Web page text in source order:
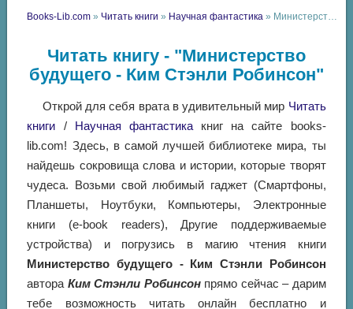
Books-Lib.com » Читать книги » Научная фантастика » Министерство будущего - Ким Стэнли Робинсон
Читать книгу - "Министерство
будущего - Ким Стэнли Робинсон"
Открой для себя врата в удивительный мир Читать
книги / Научная фантастикакниг на сайте books-
lib.com! Здесь, в самой лучшей библиотеке мира, ты
найдешь сокровища слова и истории, которые творят
чудеса. Возьми свой любимый гаджет (Смартфоны,
Планшеты, Ноутбуки, Компьютеры, Электронные
книги (e-book readers), Другие поддерживаемые
устройства) и погрузись в магию чтения книги
Министерство будущего - Ким Стэнли Робинсон
автора Ким Стэнли Робинсонпрямо сейчас – дарим
тебе возможность читать онлайн бесплатно и